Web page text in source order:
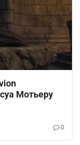
Мотьеру
0